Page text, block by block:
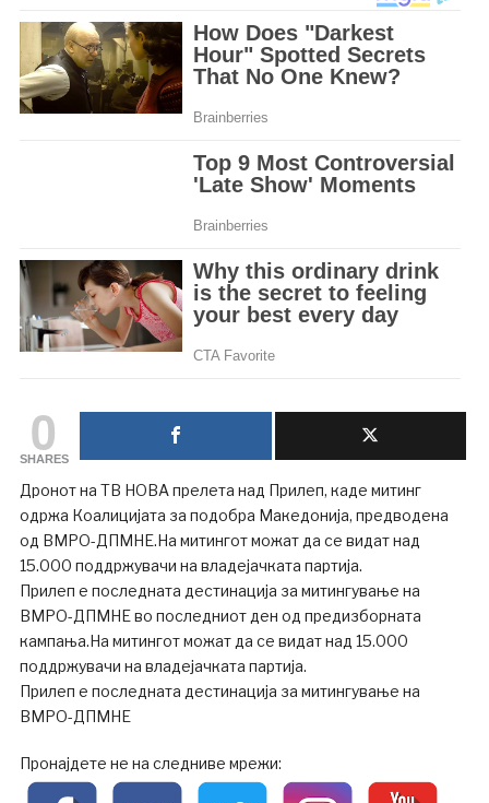
0
SHARES
Дронот на ТВ НОВА прелета над Прилеп, каде митинг
одржа Коалицијата за подобра Македонија, предводена
од ВМРО-ДПМНЕ.На митингот можат да се видат над
15.000 поддржувачи на владејачката партија.
Прилеп е последната дестинација за митингување на
ВМРО-ДПМНЕ во последниот ден од предизборната
кампања.На митингот можат да се видат над 15.000
поддржувачи на владејачката партија.
Прилеп е последната дестинација за митингување на
ВМРО-ДПМНЕ
Пронајдете не на следниве мрежи: